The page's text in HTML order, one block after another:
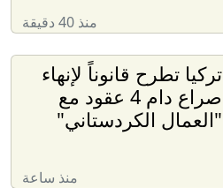
منذ 40 دقيقة
تركيا تطرح قانوناً لإنهاء
صراع دام 4 عقود مع
"العمال الكردستاني"
منذ ساعة